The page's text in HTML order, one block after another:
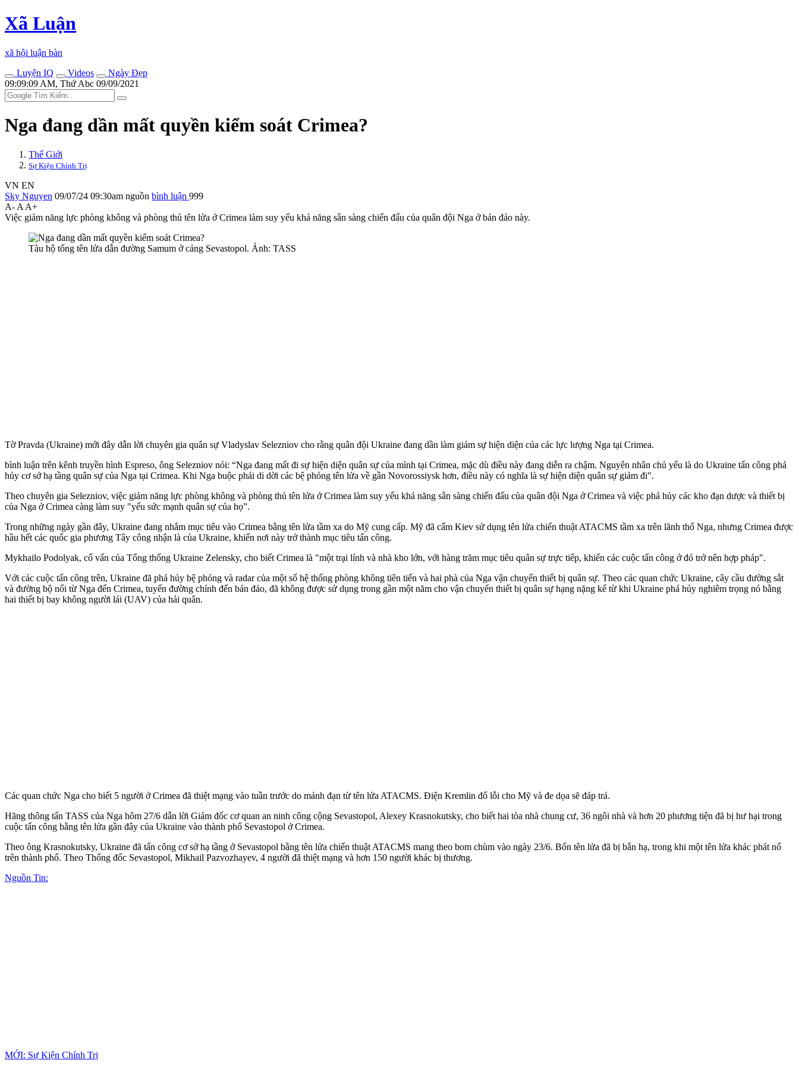
Xã Luận
xã hội luận bàn
Luyện IQ
Videos
Ngày Đẹp
09:09:09 AM, Thứ Abc 09/09/2021
Nga đang dần mất quyền kiểm soát Crimea?
Thế Giới
Sự Kiện Chính Trị
VN EN
Sky Nguyen 09/07/24 09:30am nguồn bình luận 999
A- A A+
Việc giảm năng lực phòng không và phòng thủ tên lửa ở Crimea làm suy yếu khả năng sẵn sàng chiến đấu của quân đội Nga ở bán đảo này.
Tàu hộ tống tên lửa dẫn đường Samum ở cảng Sevastopol. Ảnh: TASS
Tờ Pravda (Ukraine) mới đây dẫn lời chuyên gia quân sự Vladyslav Selezniov cho rằng quân đội Ukraine đang dần làm giảm sự hiện diện của các lực lượng Nga tại Crimea.
bình luận trên kênh truyền hình Espreso, ông Selezniov nói: “Nga đang mất đi sự hiện diện quân sự của mình tại Crimea, mặc dù điều này đang diễn ra chậm. Nguyên nhân chủ yếu là do Ukraine tấn công phá
hủy cơ sở hạ tầng quân sự của Nga tại Crimea. Khi Nga buộc phải di dời các bệ phóng tên lửa về gần Novorossiysk hơn, điều này có nghĩa là sự hiện diện quân sự giảm đi".
Theo chuyên gia Selezniov, việc giảm năng lực phòng không và phòng thủ tên lửa ở Crimea làm suy yếu khả năng sẵn sàng chiến đấu của quân đội Nga ở Crimea và việc phá hủy các kho đạn dược và thiết bị
của Nga ở Crimea càng làm suy "yếu sức mạnh quân sự của họ”.
Trong những ngày gần đây, Ukraine đang nhắm mục tiêu vào Crimea bằng tên lửa tầm xa do Mỹ cung cấp. Mỹ đã cấm Kiev sử dụng tên lửa chiến thuật ATACMS tầm xa trên lãnh thổ Nga, nhưng Crimea được
hầu hết các quốc gia phương Tây công nhận là của Ukraine, khiến nơi này trở thành mục tiêu tấn công.
Mykhailo Podolyak, cố vấn của Tổng thống Ukraine Zelensky, cho biết Crimea là "một trại lính và nhà kho lớn, với hàng trăm mục tiêu quân sự trực tiếp, khiến các cuộc tấn công ở đó trở nên hợp pháp".
Với các cuộc tấn công trên, Ukraine đã phá hủy bệ phóng và radar của một số hệ thống phòng không tiên tiến và hai phà của Nga vận chuyển thiết bị quân sự. Theo các quan chức Ukraine, cây cầu đường sắt
và đường bộ nối từ Nga đến Crimea, tuyến đường chính đến bán đảo, đã không được sử dụng trong gần một năm cho vận chuyển thiết bị quân sự hạng nặng kể từ khi Ukraine phá hủy nghiêm trọng nó bằng
hai thiết bị bay không người lái (UAV) của hải quân.
Các quan chức Nga cho biết 5 người ở Crimea đã thiệt mạng vào tuần trước do mảnh đạn từ tên lửa ATACMS. Điện Kremlin đổ lỗi cho Mỹ và đe dọa sẽ đáp trả.
Hãng thông tấn TASS của Nga hôm 27/6 dẫn lời Giám đốc cơ quan an ninh công cộng Sevastopol, Alexey Krasnokutsky, cho biết hai tòa nhà chung cư, 36 ngôi nhà và hơn 20 phương tiện đã bị hư hại trong
cuộc tấn công bằng tên lửa gần đây của Ukraine vào thành phố Sevastopol ở Crimea.
Theo ông Krasnokutsky, Ukraine đã tấn công cơ sở hạ tầng ở Sevastopol bằng tên lửa chiến thuật ATACMS mang theo bom chùm vào ngày 23/6. Bốn tên lửa đã bị bắn hạ, trong khi một tên lửa khác phát nổ
trên thành phố. Theo Thống đốc Sevastopol, Mikhail Pazvozhayev, 4 người đã thiệt mạng và hơn 150 người khác bị thương.
Nguồn Tin:
MỚI: Sự Kiện Chính Trị